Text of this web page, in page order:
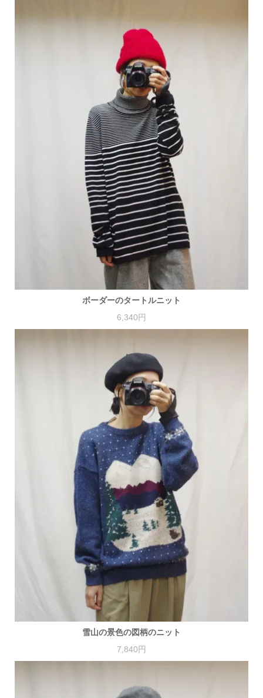
ボーダーのタートルニット
6,340円
雪山の景色の図柄のニット
7,840円